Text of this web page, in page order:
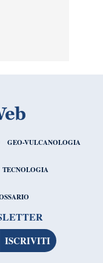
GEO-VULCANOLOGIA
TECNOLOGIA